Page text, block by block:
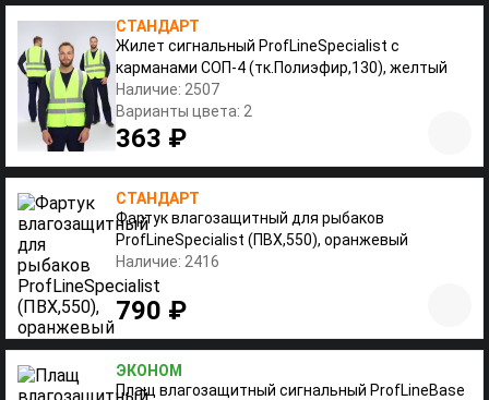
СТАНДАРТ
Жилет сигнальный ProfLineSpecialist с
карманами СОП-4 (тк.Полиэфир,130), желтый
Наличие: 2507
Варианты цвета: 2
363 ₽
СТАНДАРТ
Фартук влагозащитный для рыбаков
ProfLineSpecialist (ПВХ,550), оранжевый
Наличие: 2416
790 ₽
ЭКОНОМ
Плащ влагозащитный сигнальный ProfLineBase